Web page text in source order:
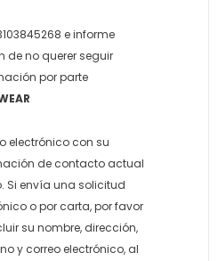
e informe
de no querer seguir
por parte
electrónico con su
de contacto actual
Si envía una solicitud
o por carta, por favor
su nombre, dirección,
y correo electrónico, al